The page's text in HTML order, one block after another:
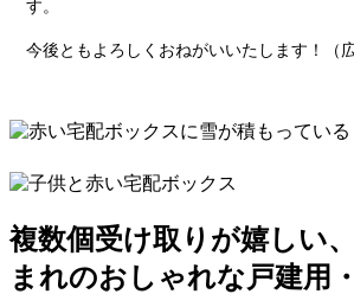
す。
今後ともよろしくおねがいいたします！（広
複数個受け取りが嬉しい
まれのおしゃれな戸建用